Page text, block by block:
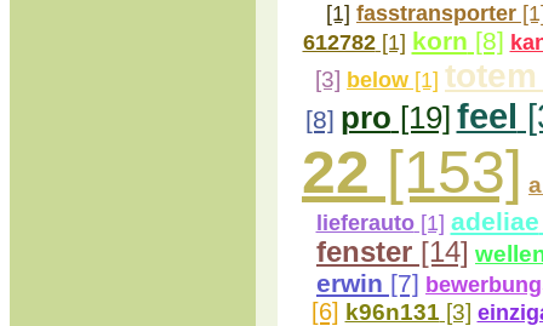
[1] fasstransporter
612782[1] korn [8]
[3] below [1] totem
[8] pro [19] feel
22 [153]
lieferauto[1] adeliae
fenster [14]
erwin [7]
[6] k96n131 [3]